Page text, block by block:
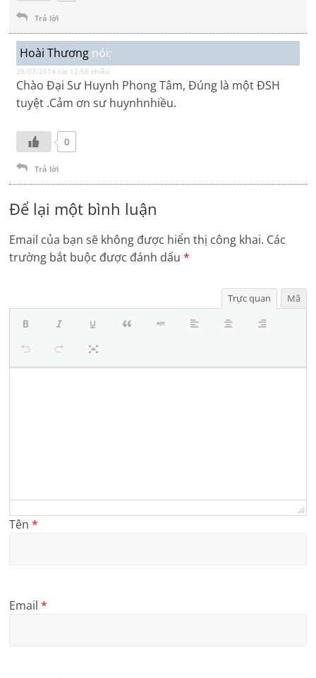
Trả lời
Hoài Thương nói:
28/07/2014 lúc 12:56 chiều
Chào Đại Sư Huynh Phong Tâm, Đúng là một ĐSH
tuyệt .Cảm ơn sư huynhnhiều.
0
Trả lời
Để lại một bình luận
Email của bạn sẽ không được hiển thị công khai. Các
trường bắt buộc được đánh dấu*
Trực quan Mã
Tên*
Email*